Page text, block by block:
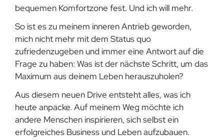
bequemen Komfortzone fest. Und ich will mehr.
So ist es zu meinem inneren Antrieb geworden,
mich nicht mehr mit dem Status quo
zufriedenzugeben und immer eine Antwort auf die
Frage zu haben: Was ist der nächste Schritt, um das
Maximum aus deinem Leben herauszuholen?
Aus diesem neuen Drive entsteht alles, was ich
heute anpacke. Auf meinem Weg möchte ich
andere Menschen inspirieren, sich selbst ein
erfolgreiches Business und Leben aufzubauen.